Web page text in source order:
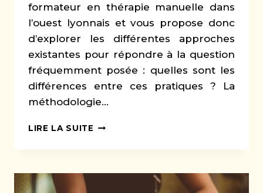
formateur en thérapie manuelle dans
l’ouest lyonnais et vous propose donc
d’explorer les différentes approches
existantes pour répondre à la question
fréquemment posée : quelles sont les
différences entre ces pratiques ? La
méthodologie…
LIRE LA SUITE LES
APPROCHES
LA